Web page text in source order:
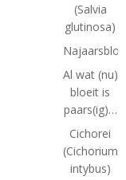
(Salvia
glutinosa)
Al wat (nu)
bloeit is
paars(ig)…
Cichorei
(Cichorium
intybus)